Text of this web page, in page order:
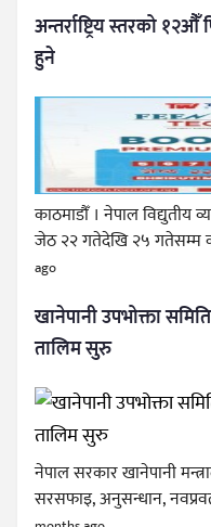
अन्तर्राष्ट्रिय स्तरको
हुने
काठमाडौँ । नेपाल
जेठ २२ गतेदेखि २५ गतेसम्म
ago
खानेपानी उपभोक्ता
तालिम सुरु
नेपाल सरकार खानेपानी
सरसफाइ, अनुसन्धान,